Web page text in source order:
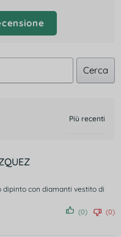
Cerca
dipinto con diamanti vestito di
(0) (0)